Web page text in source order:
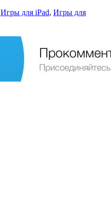
Игры для iPad, Игры для